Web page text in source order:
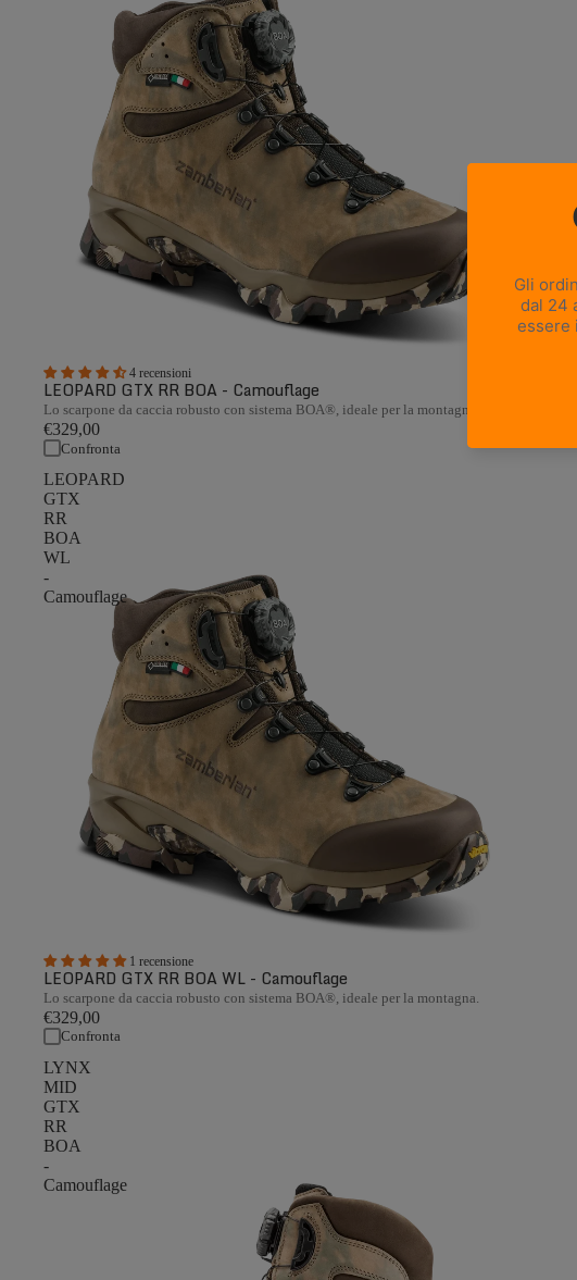
4 recensioni
LEOPARD GTX RR BOA - Camouflage
Lo scarpone da caccia robusto con sistema BOA®, ideale per la montagna
€329,00
Confronta
LEOPARD
GTX
RR
BOA
WL
-
Camouflage
1 recensione
LEOPARD GTX RR BOA WL - Camouflage
Lo scarpone da caccia robusto con sistema BOA®, ideale per la montagna.
€329,00
Confronta
LYNX
MID
GTX
RR
BOA
-
Camouflage